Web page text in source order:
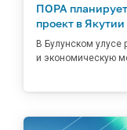
ПОРА
проект в Якутии
В Булунском улусе
и экономическую